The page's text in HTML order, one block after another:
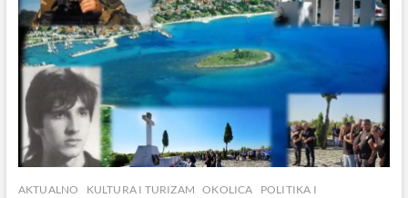
AKTUALNO KULTURA I TURIZAM OKOLICA
POLITIKA I